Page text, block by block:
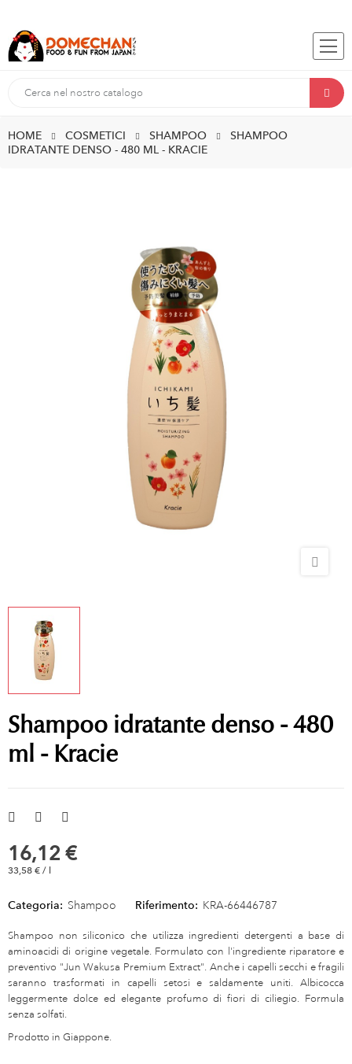
HOME COSMETICI SHAMPOO
SHAMPOO
IDRATANTE DENSO - 480 ML - KRACIE
Shampoo idratante denso - 480
ml - Kracie
16,12 €
33,58 € / l
Categoria: Shampoo Riferimento: KRA-66446787
Shampoo non siliconico che utilizza ingredienti detergenti a base di
aminoacidi di origine vegetale. Formulato con l'ingrediente riparatore e
preventivo "Jun Wakusa Premium Extract". Anche i capelli secchi e fragili
saranno trasformati in capelli setosi e saldamente uniti. Albicocca
leggermente dolce ed elegante profumo di fiori di ciliegio. Formula
senza solfati.
Prodotto in Giappone.